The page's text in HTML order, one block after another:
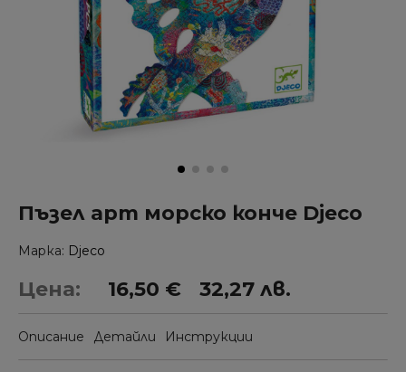
Пъзел арт морско конче Djeco
Марка Djeco
Цена: 16,50 € 32,27 лв.
Описание Детайли Инструкции